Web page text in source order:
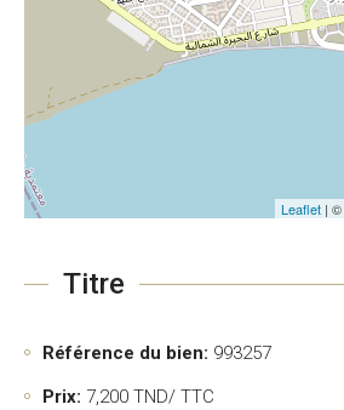
Leaflet | ©
Titre
Référence du bien: 993257
Prix: 7,200 TND/ TTC